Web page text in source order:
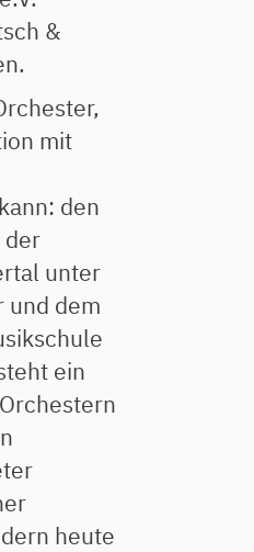
&
mit
den
der
unter
und dem
ein
heute